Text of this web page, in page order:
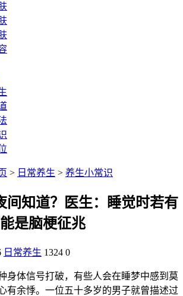
> 日常养生 > 养生小常识
间知道？医生：睡觉时若有
是脑梗征兆
日常养生 1324 0
身体信号打破，有些人会在睡梦中感到莫
有余悸。一位五十多岁的男子就曾描述过